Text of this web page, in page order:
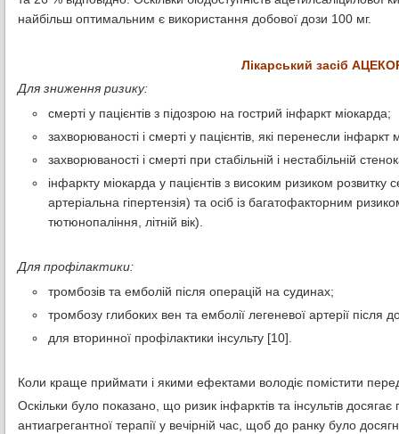
найбільш оптимальним є використання добової дози 100 мг.
Лiкарський засiб
Для зниження ризику:
смерті у пацієнтів з підозрою на гострий інфаркт міокарда;
захворюваності і смерті у пацієнтів, які перенесли
захворюваності і смерті при стабільній і нестабільній
інфаркту міокарда у пацієнтів з високим ризиком
артеріальна гіпертензія) та осіб із багатофакторним
тютюнопаління, літній вік).
Для профілактики:
тромбозів та емболій після операцій на судинах;
тромбозу глибоких вен та емболії легеневої артерії після
для вторинної профілактики інсульту [10].
Коли краще приймати і якими ефектами володіє помістити
Оскільки було показано, що ризик інфарктів та інсультів
антиагрегантної терапії у вечірній час, щоб до ранку було